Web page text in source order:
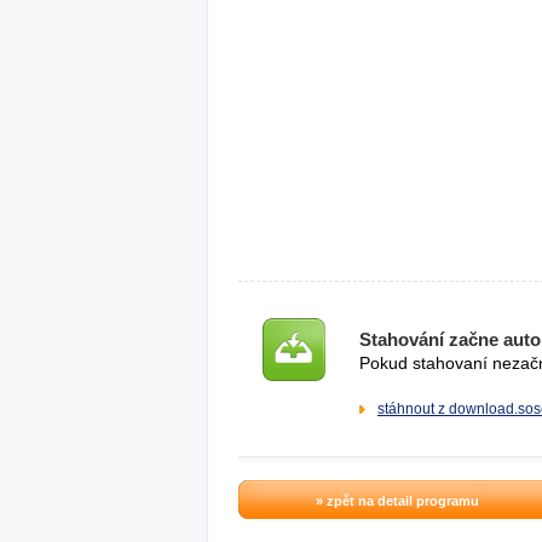
Stahování začne
Pokud stahovaní
stáhnout z
» zpět na detail programu